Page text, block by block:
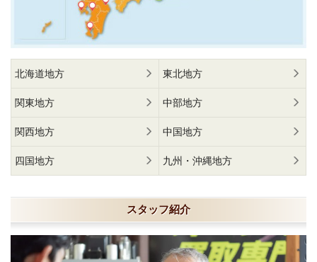
北海道地方 東北地方
関東地方 中部地方
関西地方 中国地方
四国地方 九州・沖縄地方
スタッフ紹介